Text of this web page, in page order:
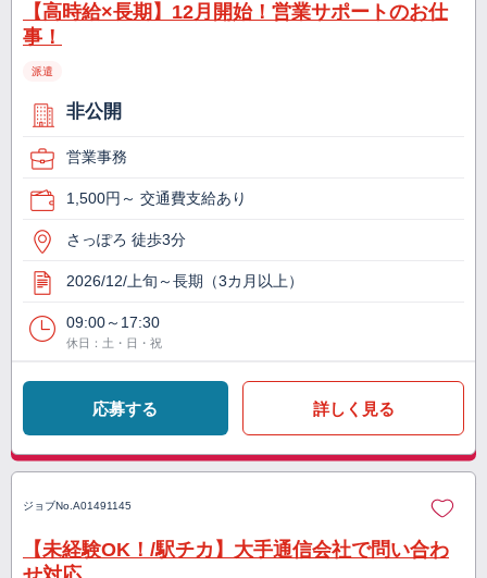
【高時給×長期】12月開始！営業サポートのお仕
事！
派遣
非公開
営業事務
1,500円～ 交通費支給あり
さっぽろ 徒歩3分
2026/12/上旬～長期（3カ月以上）
09:00～17:30
休日：土・日・祝
応募する 詳しく見る
ジョブNo. A01491145
【未経験OK！/駅チカ】大手通信会社で問い合わ